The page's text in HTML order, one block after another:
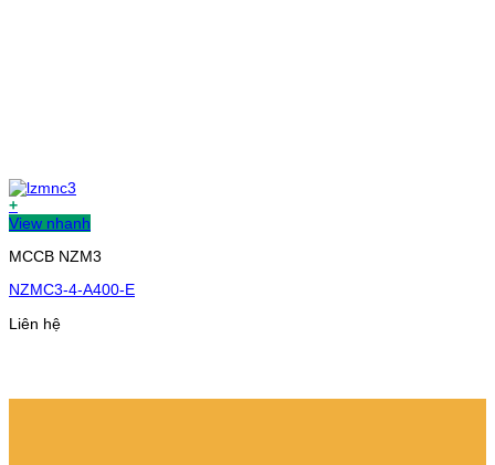
+
View nhanh
MCCB NZM3
NZMC3-4-A400-E
Liên hệ